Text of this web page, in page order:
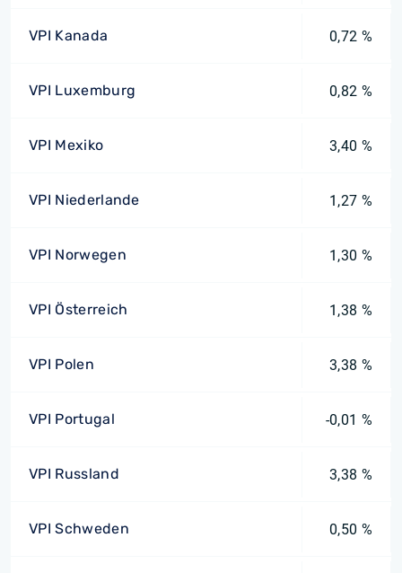
VPI Kanada 0,72 %
VPI Luxemburg 0,82 %
VPI Mexiko 3,40 %
VPI Niederlande 1,27 %
VPI Norwegen 1,30 %
VPI Österreich 1,38 %
VPI Polen 3,38 %
VPI Portugal -0,01 %
VPI Russland 3,38 %
VPI Schweden 0,50 %